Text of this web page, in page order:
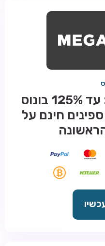
בונוס קבלת פנים: עד 125% בונוס
עד €450 + 250 ספינים חינם על